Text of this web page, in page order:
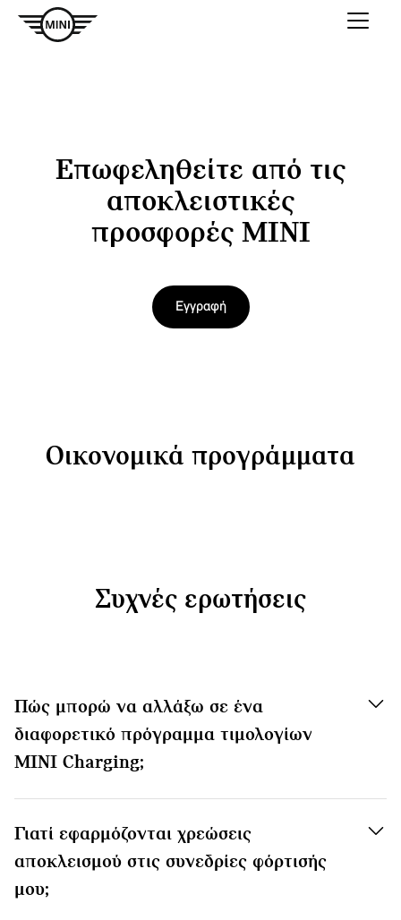
Επωφεληθείτε από τις
αποκλειστικές
προσφορές MINI
Εγγραφή
Οικονομικά προγράμματα
Συχνές ερωτήσεις
Πώς μπορώ να αλλάξω σε ένα
διαφορετικό πρόγραμμα τιμολογίων
MINI Charging;
Γιατί εφαρμόζονται χρεώσεις
αποκλεισμού στις συνεδρίες φόρτισής
μου;